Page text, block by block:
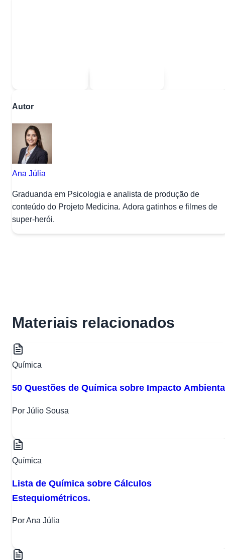
Autor
Ana Júlia
Graduanda em Psicologia e analista de produção de
conteúdo do Projeto Medicina. Adora gatinhos e filmes de
super-herói.
Materiais relacionados
Química
50 Questões de Química sobre Impacto
Por Júlio Sousa
Química
Lista de Química sobre Cálculos
Estequiométricos.
Por Ana Júlia